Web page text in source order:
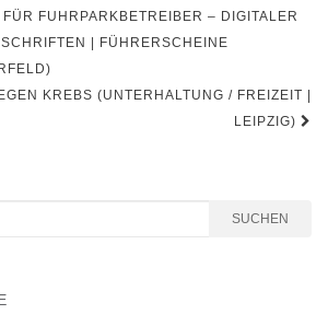
FUHRPARKBETREIBER – DIGITALER
| FÜHRERSCHEINE
KREBS (UNTERHALTUNG / FREIZEIT |
LEIPZIG)
SUCHEN